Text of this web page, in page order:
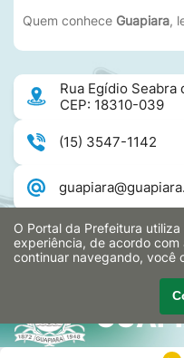
Quem conhece Guapiara,
Rua Egídio Seabra
CEP: 18310-039
(15) 3547-1142
46.634.275/0001-
PREFEITURA
O Portal da Prefeitura
experiência, de acordo com
continuar navegando, você